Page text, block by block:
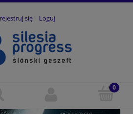
się Loguj